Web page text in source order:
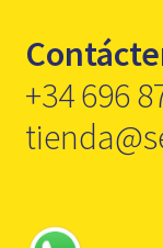
+34 696